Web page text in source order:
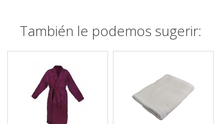
También le podemos sugerir: